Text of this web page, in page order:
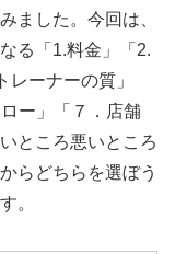
ました。今回は、
る「1.料金」「2.
ーナーの質」
ー」「７．店舗
ところ悪いところ
らどちらを選ぼう
。